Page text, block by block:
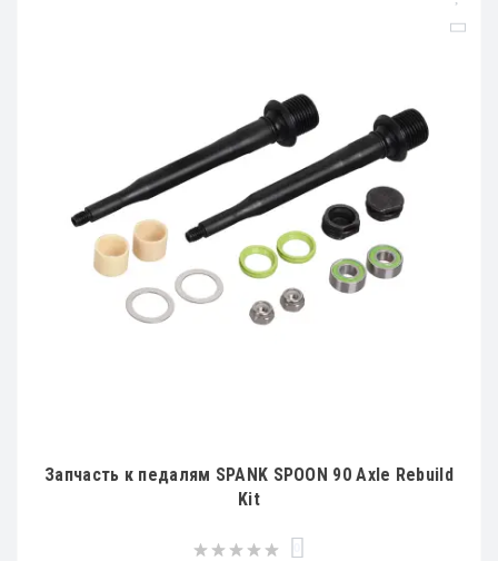
Запчасть к педалям SPANK SPOON 90 Axle Rebuild
Kit